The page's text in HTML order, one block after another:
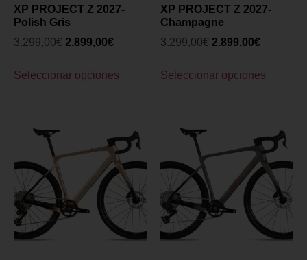
XP PROJECT Z 2027-
Polish Gris
3.299,00€ 2.899,00€
Seleccionar opciones
XP PROJECT Z 2027-
Champagne
3.299,00€ 2.899,00€
Seleccionar opciones